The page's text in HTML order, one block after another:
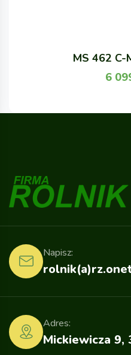
MS 462 C-
6
Napisz:
Mickiewicza 9,
Adres: